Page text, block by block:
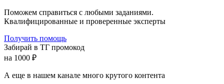
Поможем справиться с любыми заданиями.
Квалифицированные и проверенные эксперты
Получить помощь
Забирай в ТГ промокод
на 1000 ₽
А еще в нашем канале много крутого контента